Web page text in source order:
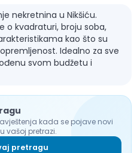
nekretnina u Nikšiću.
o kvadraturi, broju soba,
kao što su
Idealno za sve
svom budžetu i
kada se pojave novi
vašoj pretrazi.
pretragu